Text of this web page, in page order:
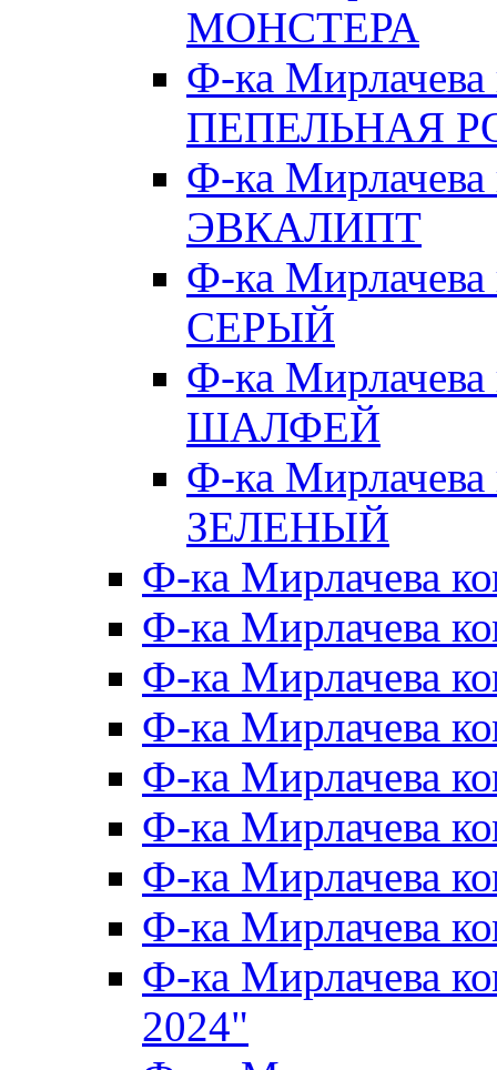
МОНСТЕРА
Ф-ка
ПЕПЕЛЬНАЯ
Ф-ка
ЭВКАЛИПТ
Ф-ка
СЕРЫЙ
Ф-ка
ШАЛФЕЙ
Ф-ка
ЗЕЛЕНЫЙ
Ф-ка Мирлачева
Ф-ка Мирлачева
Ф-ка Мирлачева
Ф-ка Мирлачева
Ф-ка Мирлачева
Ф-ка Мирлачева
Ф-ка Мирлачева
Ф-ка Мирлачева
Ф-ка Мирлачева
2024"